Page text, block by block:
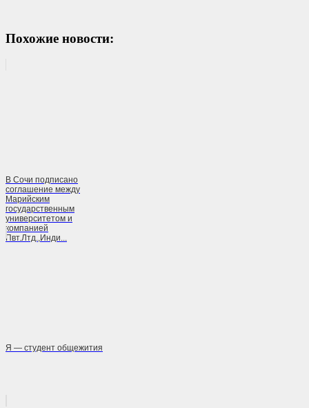
Похожие новости:
В Сочи подписано
соглашение между
Марийским
государственным
университетом и
компанией
Пвт.Лтд.,Инди...
Я — студент общежития